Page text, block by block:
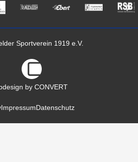
Sportverein 1919 e.V.
by CONVERT
ImpressumDatenschutz